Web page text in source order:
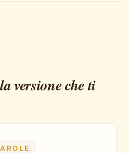
versione che ti